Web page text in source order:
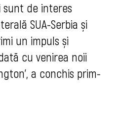
sunt de interes
SUA-Serbia și
un impuls și
cu venirea noii
a conchis prim-